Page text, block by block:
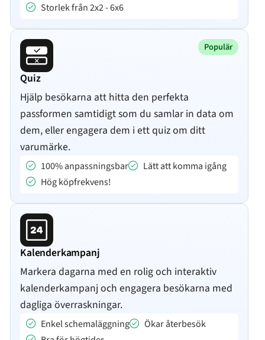
Storlek från 2x2 - 6x6
Quiz
Hjälp besökarna att hitta den perfekta
passformen samtidigt som du samlar in data om
dem, eller engagera dem i ett quiz om ditt
varumärke.
100% anpassningsbar
Lätt att komma igång
Hög köpfrekvens!
Populär
Kalenderkampanj
Markera dagarna med en rolig och interaktiv
kalenderkampanj och engagera besökarna med
dagliga överraskningar.
Enkel schemaläggning
Ökar återbesök